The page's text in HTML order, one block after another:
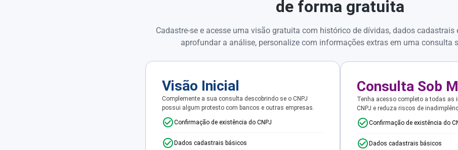
de forma gratuita
Cadastre-se e acesse uma visão gratuita com histórico de dívidas, dados cadastrais
aprofundar a análise, personalize com informações extras em uma consulta
Visão Inicial
Complemente a sua consulta descobrindo se o CNPJ
possui algum protesto com bancos e outras empresas.
Confirmação de existência do CNPJ
Dados cadastrais básicos
Consulta Sob
Tenha acesso completo a todas as
CNPJ e reduza riscos de
Confirmação de existência do
Dados cadastrais básicos